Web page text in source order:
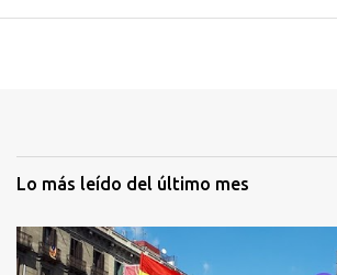
Lo más leído del último mes